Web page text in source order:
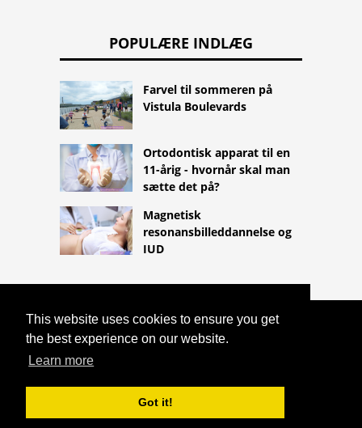
This website uses cookies to ensure you get
the best experience on our website.
Learn more
Got it!
POPULÆRE INDLÆG
Farvel til sommeren på
Vistula Boulevards
Ortodontisk apparat til en
11-årig - hvornår skal man
sætte det på?
Magnetisk
resonansbilleddannelse og
IUD
COPYRIGHT 2026
HTTPS://LIFESTYLEMED.NET
DISTRIBUTION OG ROLLE AF
LYMFEKNUDER